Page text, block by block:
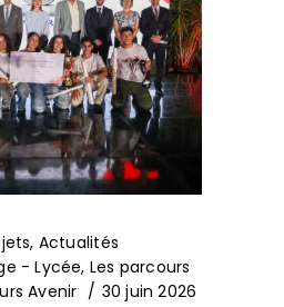
, Actualités
- Lycée, Les parcours
Avenir 30 juin 2026